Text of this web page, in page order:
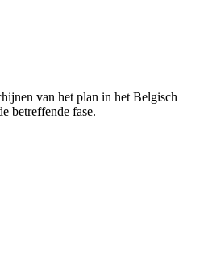
van het plan in het Belgisch
betreffende fase.